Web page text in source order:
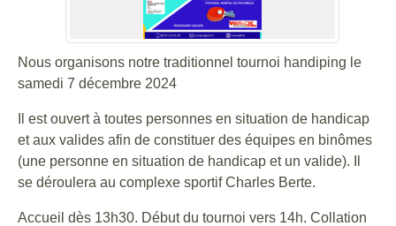
Nous organisons notre traditionnel tournoi handiping le
samedi 7 décembre 2024
Il est ouvert à toutes personnes en situation de handicap
et aux valides afin de constituer des équipes en binômes
(une personne en situation de handicap et un valide). Il
se déroulera au complexe sportif Charles Berte.
Accueil dès 13h30. Début du tournoi vers 14h. Collation